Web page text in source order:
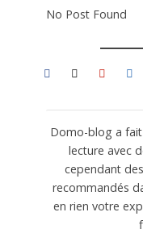
No Post Found
Domo-blog a
lecture avec
cependant
recommandés
en rien votre